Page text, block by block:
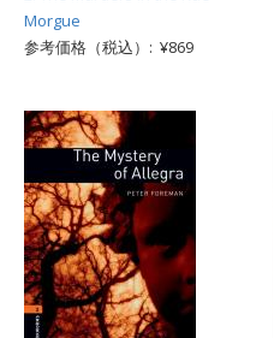
Morgue
参考価格（税込）: ¥869